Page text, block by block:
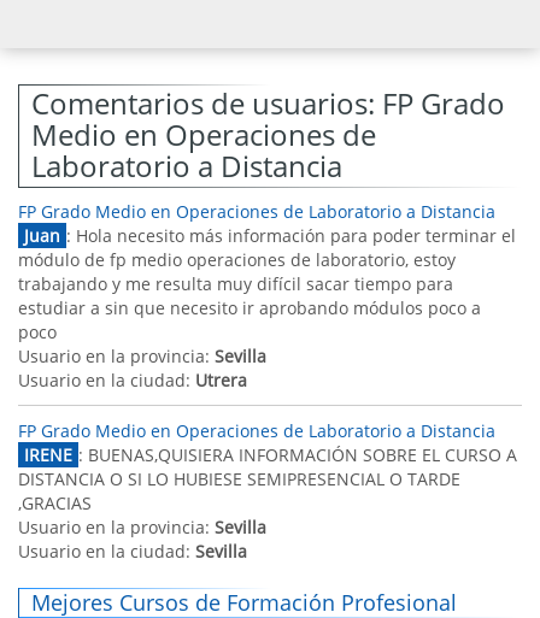
Comentarios de usuarios: FP Grado
Medio en Operaciones de
Laboratorio a Distancia
FP Grado Medio en Operaciones de Laboratorio a Distancia
Juan : Hola necesito más información para poder terminar el
módulo de fp medio operaciones de laboratorio, estoy
trabajando y me resulta muy difícil sacar tiempo para
estudiar a sin que necesito ir aprobando módulos poco a
poco
Usuario en la provincia: Sevilla
Usuario en la ciudad: Utrera
FP Grado Medio en Operaciones de Laboratorio a Distancia
IRENE : BUENAS,QUISIERA INFORMACIÓN SOBRE EL CURSO A
DISTANCIA O SI LO HUBIESE SEMIPRESENCIAL O TARDE
,GRACIAS
Usuario en la provincia: Sevilla
Usuario en la ciudad: Sevilla
Mejores Cursos de Formación Profesional